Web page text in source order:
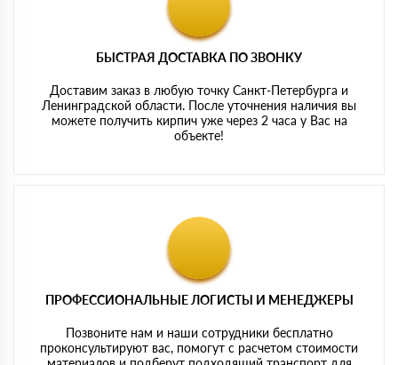
БЫСТРАЯ ДОСТАВКА ПО ЗВОНКУ
Доставим заказ в любую точку Санкт-Петербурга и
Ленинградской области. После уточнения наличия вы
можете получить кирпич уже через 2 часа у Вас на
объекте!
ПРОФЕССИОНАЛЬНЫЕ ЛОГИСТЫ И МЕНЕДЖЕРЫ
Позвоните нам и наши сотрудники бесплатно
проконсультируют вас, помогут с расчетом стоимости